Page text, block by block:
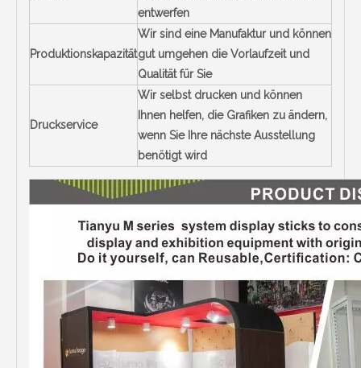
entwerfen
Produktionskapazität
Wir sind eine Manufaktur und können
gut umgehen die Vorlaufzeit und
Qualität für Sie
Druckservice
Wir selbst drucken und können
Ihnen helfen, die Grafiken zu ändern,
wenn Sie Ihre nächste Ausstellung
benötigt wird